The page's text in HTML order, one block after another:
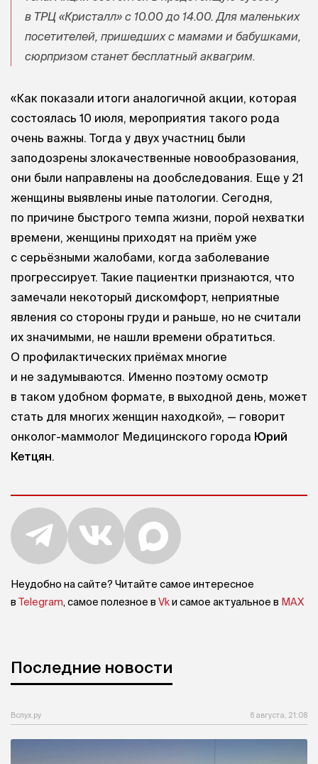
в ТРЦ «Кристалл» с 10.00 до 14.00. Для маленьких
посетителей, пришедших с мамами и бабушками,
сюрпризом станет бесплатный аквагрим. ⠀
«Как показали итоги аналогичной акции, которая
состоялась 10 июля, мероприятия такого рода
очень важны. Тогда у двух участниц были
заподозрены злокачественные новообразования,
они были направлены на дообследования. Еще у 21
женщины выявлены иные патологии. Сегодня,
по причине быстрого темпа жизни, порой нехватки
времени, женщины приходят на приём уже
с серьёзными жалобами, когда заболевание
прогрессирует. Такие пациентки признаются, что
замечали некоторый дискомфорт, неприятные
явления со стороны груди и раньше, но не считали
их значимыми, не нашли времени обратиться.
О профилактических приёмах многие
и не задумываются. Именно поэтому осмотр
в таком удобном формате, в выходной день, может
стать для многих женщин находкой», — говорит
онколог-маммолог Медицинского города Юрий
Кетцян.
Неудобно на сайте? Читайте самое интересное
в Telegram, самое полезное в Vkи самое актуальное в MAX
Последние новости
Вслух.ру 6 августа, 21:08